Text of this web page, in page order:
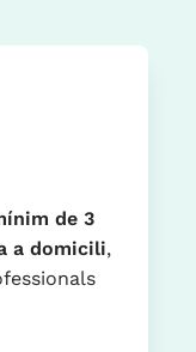
de 3
a domicili,